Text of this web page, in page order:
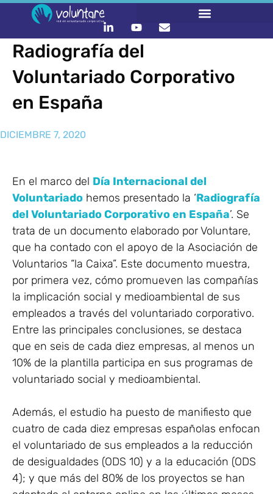
Radiografía del
Voluntariado Corporativo
en España
DICIEMBRE 7, 2020
En el marco del Día Internacional del
Voluntariado hemos presentado la ‘Radiografía
del Voluntariado Corporativo en España’. Se
trata de un documento elaborado por Voluntare,
que ha contado con el apoyo de la Asociación de
Voluntarios “la Caixa”. Este documento muestra,
por primera vez, cómo promueven las compañías
la implicación social y medioambiental de sus
empleados a través del voluntariado corporativo.
Entre las principales conclusiones, se destaca
que en seis de cada diez empresas, al menos un
10% de la plantilla participa en sus programas de
voluntariado social y medioambiental.
Además, el estudio ha puesto de manifiesto que
cuatro de cada diez empresas españolas enfocan
el voluntariado de sus empleados a la reducción
de desigualdades (ODS 10) y a la educación (ODS
4); y que más del 80% de los proyectos se han